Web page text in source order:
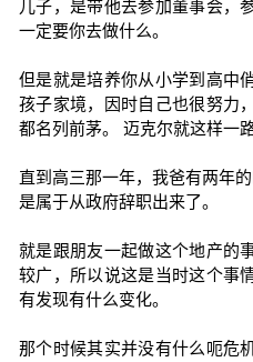
儿子，是带他去参加董事会，
一定要你去做什么。
但是就是培养你从小学到高中
孩子家境，因时自己也很努力
都名列前茅。 迈克尔就这样一
直到高三那一年，我爸有两年
是属于从政府辞职出来了。
就是跟朋友一起做这个地产的
较广，所以说这是当时这个事
有发现有什么变化。
那个时候其实并没有什么呃危